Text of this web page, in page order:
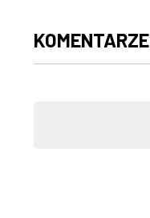
KOMENTARZE